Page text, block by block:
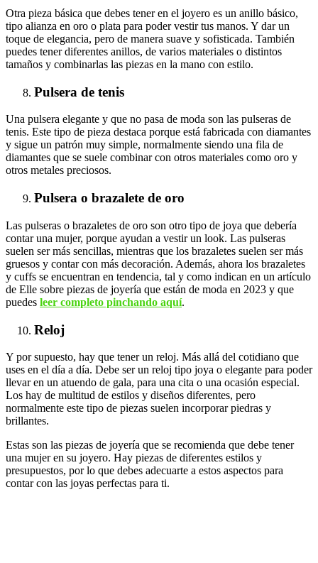
Otra pieza básica que debes tener en el joyero es un anillo básico,
tipo alianza en oro o plata para poder vestir tus manos. Y dar un
toque de elegancia, pero de manera suave y sofisticada. También
puedes tener diferentes anillos, de varios materiales o distintos
tamaños y combinarlas las piezas en la mano con estilo.
Pulsera de tenis
Una pulsera elegante y que no pasa de moda son las pulseras de
tenis. Este tipo de pieza destaca porque está fabricada con diamantes
y sigue un patrón muy simple, normalmente siendo una fila de
diamantes que se suele combinar con otros materiales como oro y
otros metales preciosos.
Pulsera o brazalete de oro
Las pulseras o brazaletes de oro son otro tipo de joya que debería
contar una mujer, porque ayudan a vestir un look. Las pulseras
suelen ser más sencillas, mientras que los brazaletes suelen ser más
gruesos y contar con más decoración. Además, ahora los brazaletes
y cuffs se encuentran en tendencia, tal y como indican en un artículo
de Elle sobre piezas de joyería que están de moda en 2023 y que
puedes leer completo pinchando aquí.
Reloj
Y por supuesto, hay que tener un reloj. Más allá del cotidiano que
uses en el día a día. Debe ser un reloj tipo joya o elegante para poder
llevar en un atuendo de gala, para una cita o una ocasión especial.
Los hay de multitud de estilos y diseños diferentes, pero
normalmente este tipo de piezas suelen incorporar piedras y
brillantes.
Estas son las piezas de joyería que se recomienda que debe tener
una mujer en su joyero. Hay piezas de diferentes estilos y
presupuestos, por lo que debes adecuarte a estos aspectos para
contar con las joyas perfectas para ti.